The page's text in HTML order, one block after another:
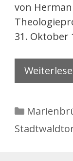
von
31. Oktober